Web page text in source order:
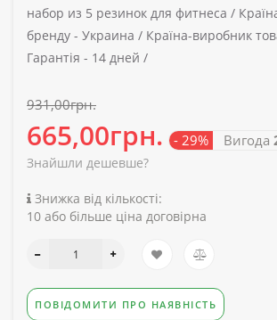
набор из 5 резинок для фитнеса /
бренду - Украина / Країна-виробник
Гарантія - 14 дней /
931,00грн.
665,00грн. - 29% Вигода
Знайшли дешевше?
Знижка від кількості:
10 або більше ціна договірна
ПОВІДОМИТИ ПРО НАЯВНІСТЬ